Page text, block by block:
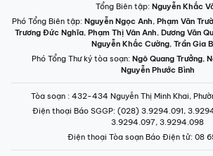
Tổng Biên tập: Nguyễn Khắc
Phó Tổng Biên tập: Nguyễn Ngọc Anh, Phạm Văn
Trương Đức Nghĩa, Phạm Thị Vân Anh, Dương Văn
Nguyễn Khắc Cường, Trần Gia
Phó Tổng Thư ký tòa soạn: Ngô Quang Trưởng,
Nguyễn Phước Bình
Tòa soạn : 432-434 Nguyễn Thị Minh Khai,
Điện thoại Báo SGGP: (028) 3.9294.091,
3.9294.097, 3.9294.098
Điện thoại Tòa soạn Báo Điện tử: 08